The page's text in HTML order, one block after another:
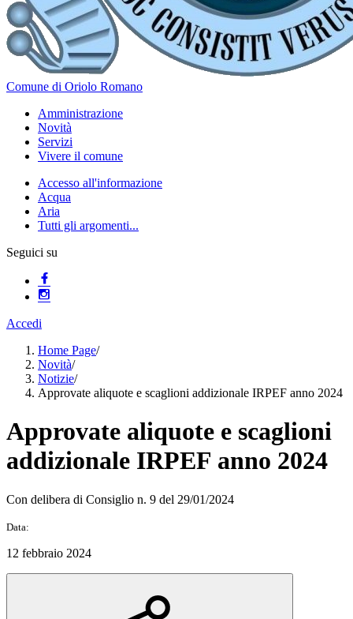
Comune di Oriolo Romano
Amministrazione
Novità
Servizi
Vivere il comune
Accesso all'informazione
Acqua
Aria
Tutti gli argomenti...
Seguici su
Accedi
Home Page/
Novità/
Notizie/
Approvate aliquote e scaglioni addizionale IRPEF anno 2024
Approvate aliquote e scaglioni
addizionale IRPEF anno 2024
Con delibera di Consiglio n. 9 del 29/01/2024
Data:
12 febbraio 2024